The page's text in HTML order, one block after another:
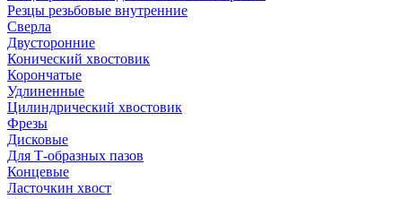
Резцы резьбовые внутренние
Сверла
Двусторонние
Конический хвостовик
Корончатые
Удлиненные
Цилиндрический хвостовик
Фрезы
Дисковые
Для Т-образных пазов
Концевые
Ласточкин хвост